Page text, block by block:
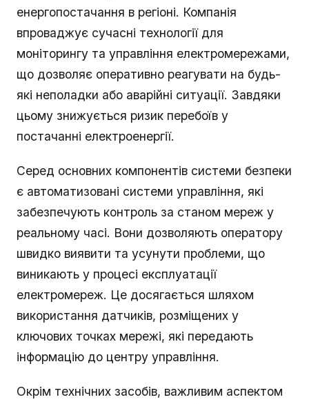
енергопостачання в регіоні. Компанія
впроваджує сучасні технології для
моніторингу та управління електромережами,
що дозволяє оперативно реагувати на будь-
які неполадки або аварійні ситуації. Завдяки
цьому знижується ризик перебоїв у
постачанні електроенергії.
Серед основних компонентів системи безпеки
є автоматизовані системи управління, які
забезпечують контроль за станом мереж у
реальному часі. Вони дозволяють оператору
швидко виявити та усунути проблеми, що
виникають у процесі експлуатації
електромереж. Це досягається шляхом
використання датчиків, розміщених у
ключових точках мережі, які передають
інформацію до центру управління.
Окрім технічних засобів, важливим аспектом